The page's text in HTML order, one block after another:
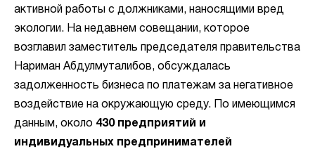
активной работы с должниками, наносящими вред
экологии. На недавнем совещании, которое
возглавил заместитель председателя правительства
Нариман Абдулмуталибов, обсуждалась
задолженность бизнеса по платежам за негативное
воздействие на окружающую среду. По имеющимся
данным, около 430 предприятий и
индивидуальных предпринимателей